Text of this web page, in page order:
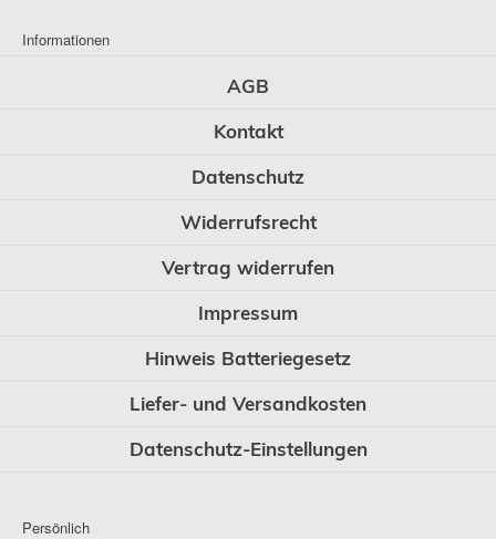
Informationen
AGB
Kontakt
Datenschutz
Widerrufsrecht
Vertrag widerrufen
Impressum
Hinweis Batteriegesetz
Liefer- und Versandkosten
Datenschutz-Einstellungen
Persönlich